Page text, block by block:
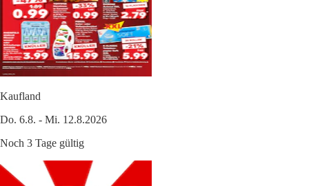
Kaufland
Do. 6.8. - Mi. 12.8.2026
Noch 3 Tage gültig